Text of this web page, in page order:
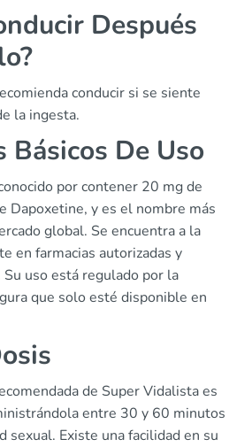
Después
conducir si se siente
la ingesta.
Básicos De Uso
por contener 20 mg de
Dapoxetine, y es el nombre más
global. Se encuentra a la
en farmacias autorizadas y
uso está regulado por la
que solo esté disponible en
de Super Vidalista es
entre 30 y 60 minutos
sexual. Existe una facilidad en su